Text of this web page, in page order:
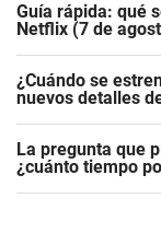
Guía rápida: qué
Netflix (7 de
¿Cuándo se
nuevos detalles
La pregunta que
¿cuánto tiempo